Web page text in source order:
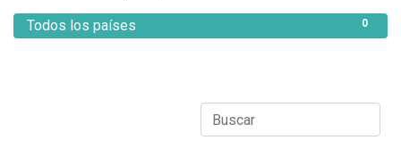
0
Todos los países